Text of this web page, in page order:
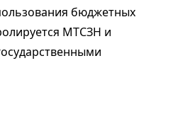
бюджетных
МТСЗН и